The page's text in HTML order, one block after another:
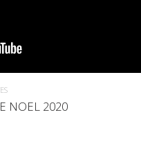
NOEL 2020